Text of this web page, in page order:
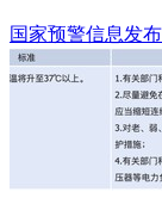
国家预警信息发